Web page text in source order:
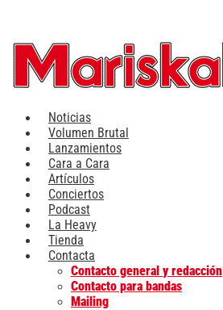
contenido
Noticias
Volumen Brutal
Lanzamientos
Cara a Cara
Artículos
Conciertos
Podcast
La Heavy
Tienda
Contacta
Contacto general y redacción
Contacto para bandas
Mailing